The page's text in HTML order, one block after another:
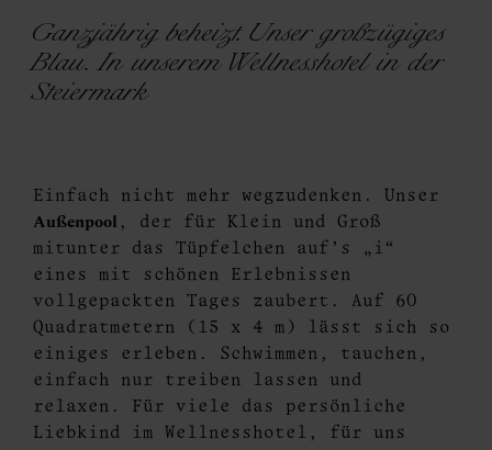
Ganzjährig beheizt. Unser großzügiges
Blau. In unserem Wellnesshotel in der
Steiermark
Einfach nicht mehr wegzudenken. Unser
Außenpool , der für Klein und Groß
mitunter das Tüpfelchen auf‘s „i“
eines mit schönen Erlebnissen
vollgepackten Tages zaubert. Auf 60
Quadratmetern (15 x 4 m) lässt sich so
einiges erleben. Schwimmen, tauchen,
einfach nur treiben lassen und
relaxen. Für viele das persönliche
Liebkind im Wellnesshotel, für uns